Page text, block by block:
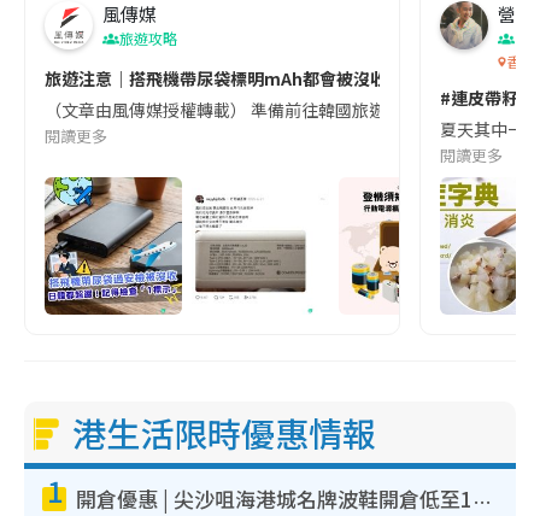
風傳媒
旅遊攻略
旅遊注意｜搭飛機帶尿袋標明mAh都會被沒收😱出發前切記檢查
（文章由風傳媒授權轉載） 準備前往韓國旅遊的民眾，近期要
閱讀更多
營養
香港
#連皮帶籽
夏天其中一
閱讀更多
港生活限時優惠情報
1 開倉優惠 | 尖沙咀海港城名牌波鞋開倉低至1折！On鞋$899起／Joy&Peace鞋履$98起